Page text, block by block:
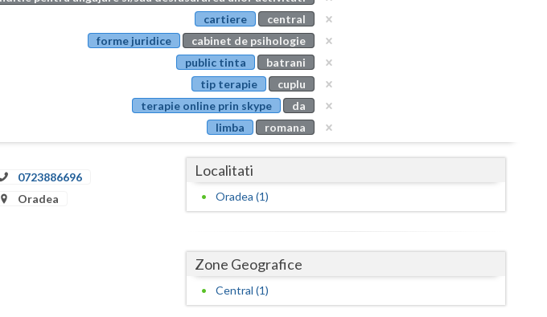
Buzau
Calarasi
Caras-Severin
Cluj
Constanta
cartiere
central
forme juridice
cabinet de psihologie
public tinta
batrani
tip terapie
cuplu
terapie online prin skype
da
limba
romana
0723886696
Oradea
Localitati
Oradea (1)
Zone Geografice
Central (1)